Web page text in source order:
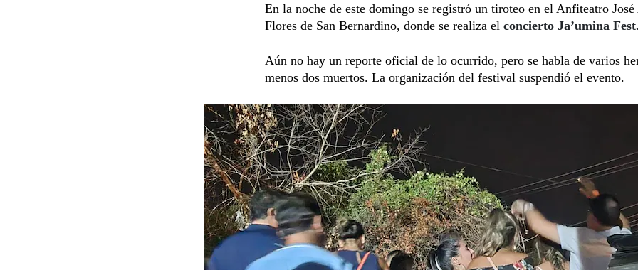
En la noche de este domingo se registró un tiroteo en el Anfiteatro José
Flores de San Bernardino, donde se realiza el concierto Ja’umina Fest.
Aún no hay un reporte oficial de lo ocurrido, pero se habla de varios
menos dos muertos. La organización del festival suspendió el evento.